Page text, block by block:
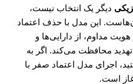
دیگر یک انتخاب نیست،
این مدل با حذف اعتماد
مداوم، از دارایی‌ها و
محافظت می‌کند. اگر به
اجرای مدل اعتماد صفر با
است.